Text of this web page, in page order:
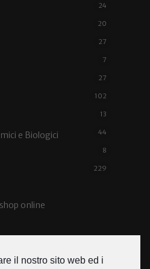
24
20
27
7
27
102
13
e Biologici 44
8
229
online
il nostro sito web ed i